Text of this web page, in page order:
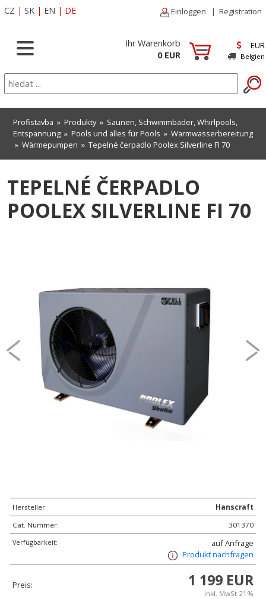
CZ | SK | EN | DE Einloggen | Registration
Ihr Warenkorb
0 EUR
EUR
Belgien
Profistavba » Produkty» Saunen, Schwimmbäder, Whirlpools,
Entspannung » Pools und alles für Pools » Warmwasserbereitung
» Wärmepumpen » Tepelné čerpadlo Poolex Silverline FI 70
TEPELNÉ ČERPADLO
POOLEX SILVERLINE FI 70
Hersteller:
Hanscraft
Cat. Nummer:
301370
Verfügbarkeit:
auf Anfrage
Produkt nachfragen
Preis: 1 199 EUR
inkl. MwSt 21%